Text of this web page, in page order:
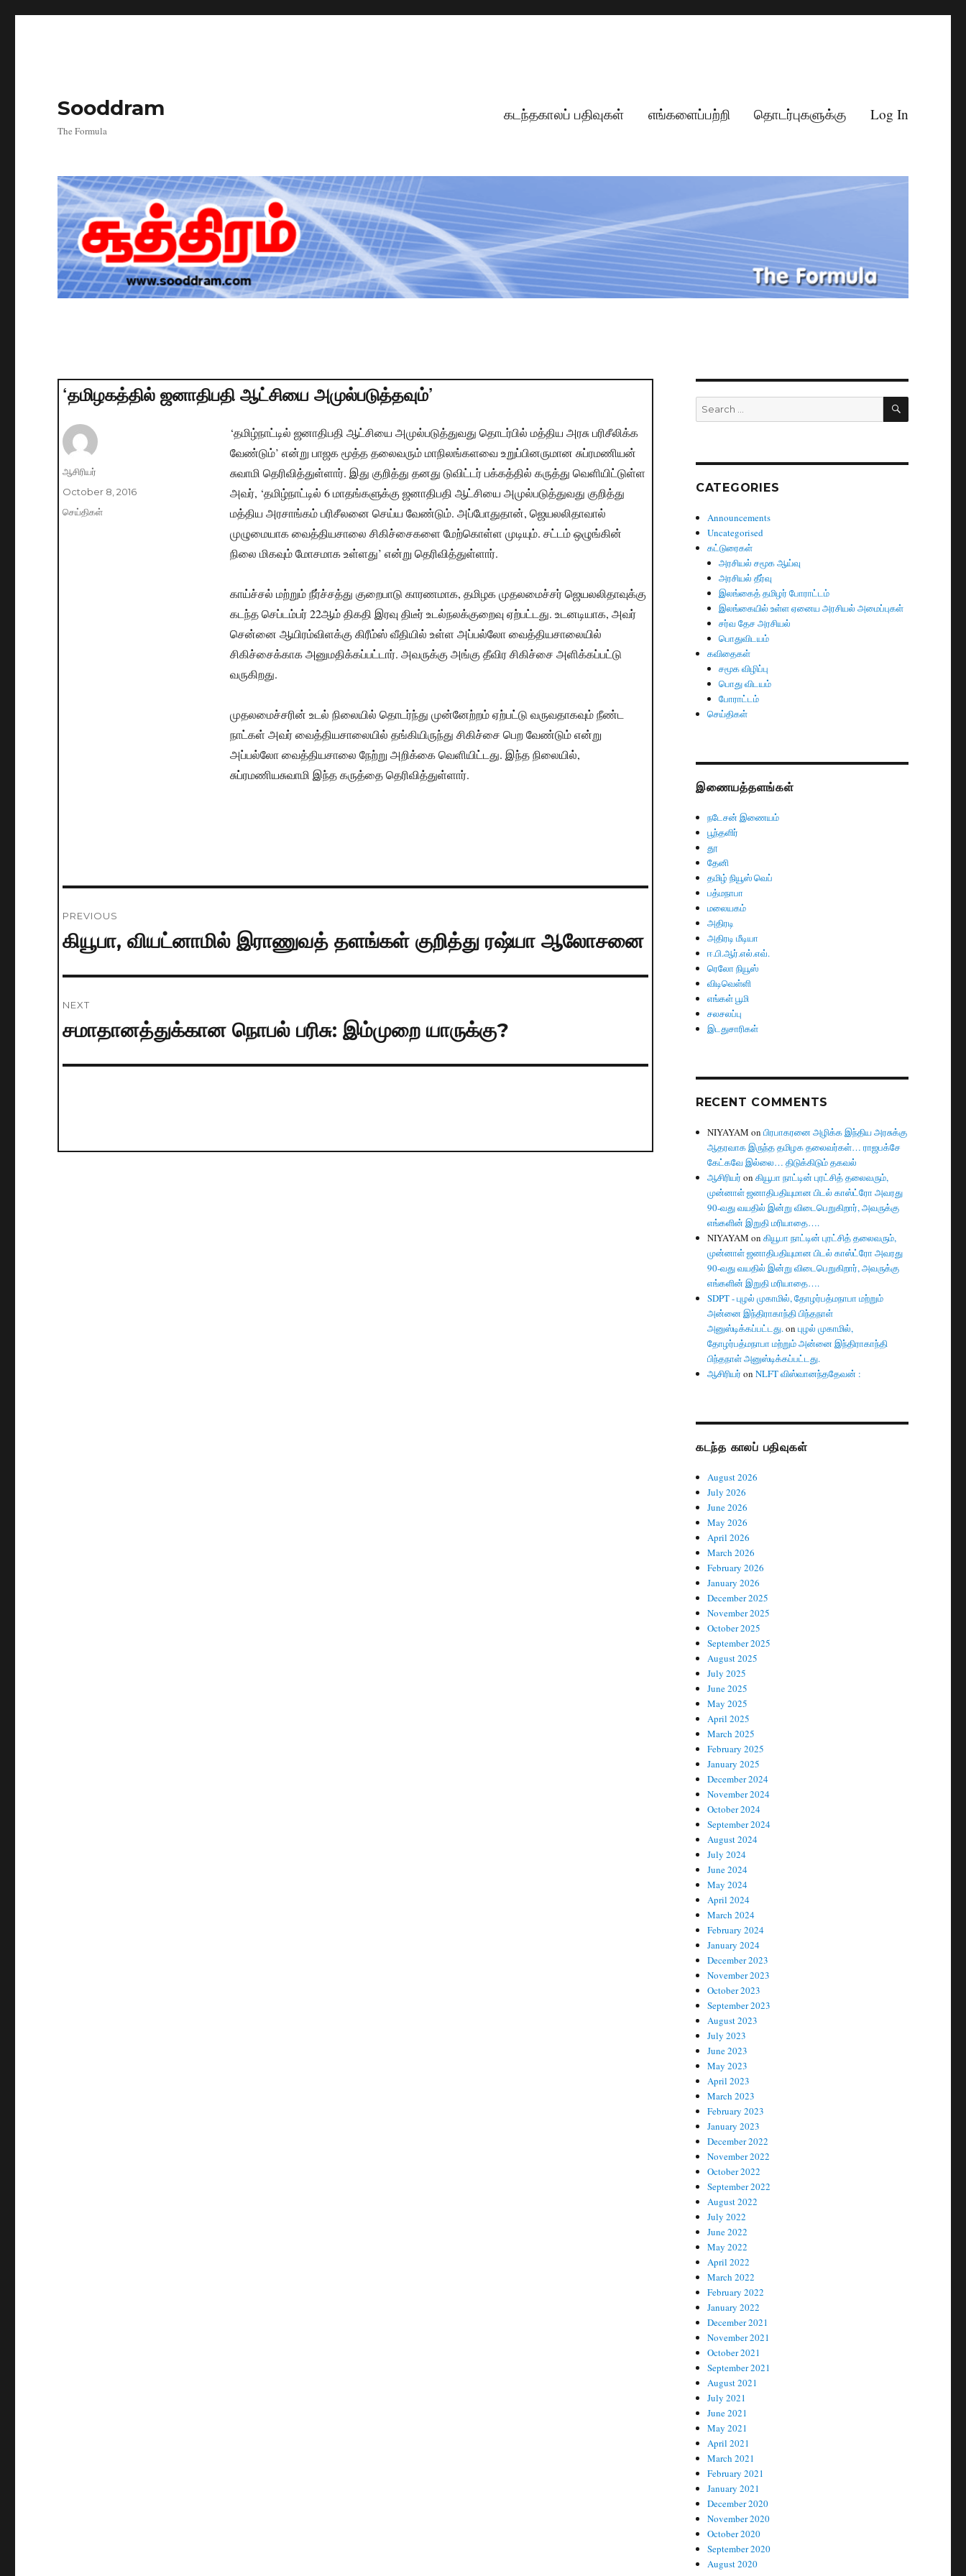
Sooddram
The Formula
கடந்தகாலப் பதிவுகள் எங்களைப்பற்றி தொடர்புகளுக்கு Log In
‘தமிழகத்தில் ஜனாதிபதி ஆட்சியை அமுல்படுத்தவும்’
‘தமிழ்நாட்டில் ஜனாதிபதி ஆட்சியை அமுல்படுத்துவது தொடர்பில் மத்திய அரசு பரிசீலிக்க
வேண்டும்’ என்று பாஜக மூத்த தலைவரும் மாநிலங்களவை உறுப்பினருமான சுப்ரமணியன்
சுவாமி தெரிவித்துள்ளார். இது குறித்து தனது டுவிட்டர் பக்கத்தில் கருத்து வெளியிட்டுள்ள
அவர், ‘தமிழ்நாட்டில் 6 மாதங்களுக்கு ஜனாதிபதி ஆட்சியை அமுல்படுத்துவது குறித்து
மத்திய அரசாங்கம் பரிசீலனை செய்ய வேண்டும். அப்போதுதான், ஜெயலலிதாவால்
முழுமையாக வைத்தியசாலை சிகிச்சைகளை மேற்கொள்ள முடியும். சட்டம் ஒழுங்கின்
நிலை மிகவும் மோசமாக உள்ளது’ என்று தெரிவித்துள்ளார்.
காய்ச்சல் மற்றும் நீர்ச்சத்து குறைபாடு காரணமாக, தமிழக முதலமைச்சர் ஜெயலலிதாவுக்கு
கடந்த செப்டம்பர் 22ஆம் திகதி இரவு திடீர் உடல்நலக்குறைவு ஏற்பட்டது. உடனடியாக, அவர்
சென்னை ஆயிரம்விளக்கு கிரீம்ஸ் வீதியில் உள்ள அப்பல்லோ வைத்தியசாலையில்
சிகிச்சைக்காக அனுமதிக்கப்பட்டார். அவருக்கு அங்கு தீவிர சிகிச்சை அளிக்கப்பட்டு
வருகிறது.
முதலமைச்சரின் உடல் நிலையில் தொடர்ந்து முன்னேற்றம் ஏற்பட்டு வருவதாகவும் நீண்ட
நாட்கள் அவர் வைத்தியசாலையில் தங்கியிருந்து சிகிச்சை பெற வேண்டும் என்று
அப்பல்லோ வைத்தியசாலை நேற்று அறிக்கை வெளியிட்டது. இந்த நிலையில்,
சுப்ரமணியசுவாமி இந்த கருத்தை தெரிவித்துள்ளார்.
Author
ஆசிரியர்
Posted
on
October 8, 2016
Categories
செய்திகள்
navigation
PREVIOUS
Previous
post:
கியூபா, வியட்னாமில் இராணுவத் தளங்கள் குறித்து ரஷ்யா ஆலோசனை
NEXT
Next
சமாதானத்துக்கான நொபல் பரிசு: இம்முறை யாருக்கு?
Search
for:
SEARCH
CATEGORIES
Announcements
Uncategorised
கட்டுரைகள்
அரசியல் சமூக ஆய்வு
அரசியல் தீர்வு
இலங்கைத் தமிழர் போராட்டம்
இலங்கையில் உள்ள ஏனைய அரசியல் அமைப்புகள்
சர்வ தேச அரசியல்
பொதுவிடயம்
கவிதைகள்
சமூக விழிப்பு
பொது விடயம்
போராட்டம்
செய்திகள்
இணையத்தளங்கள்
நடேசன் இணையம்
பூந்தளிர்
தூ
தேனி
தமிழ் நியூஸ் வெப்
பத்மநாபா
மலையகம்
அதிரடி
அதிரடி மீடியா
ஈ.பி.ஆர்.எல்.எவ்.
ரெலோ நியூஸ்
விடிவெள்ளி
எங்கள் பூமி
சலசலப்பு
இடதுசாரிகள்
RECENT COMMENTS
NIYAYAM onபிரபாகரனை அழிக்க இந்திய அரசுக்கு
ஆதரவாக இருந்த தமிழக தலைவர்கள்… ராஜபக்சே
கேட்கவே இல்லை… திடுக்கிடும் தகவல்
ஆசிரியர் onகியூபா நாட்டின் புரட்சித் தலைவரும்,
முன்னாள் ஜனாதிபதியுமான பிடல் காஸ்ட்ரோ அவரது
90-வது வயதில் இன்று விடைபெறுகிறார், அவருக்கு
எங்களின் இறுதி மரியாதை….
NIYAYAM onகியூபா நாட்டின் புரட்சித் தலைவரும்,
முன்னாள் ஜனாதிபதியுமான பிடல் காஸ்ட்ரோ அவரது
90-வது வயதில் இன்று விடைபெறுகிறார், அவருக்கு
எங்களின் இறுதி மரியாதை….
SDPT - புழல் முகாமில், தோழர்பத்மநாபா மற்றும்
அன்னை இந்திராகாந்தி பிந்தநாள்
அனுஸ்டிக்கப்பட்டது.onபுழல் முகாமில்,
தோழர்பத்மநாபா மற்றும் அன்னை இந்திராகாந்தி
பிந்தநாள் அனுஸ்டிக்கப்பட்டது.
ஆசிரியர் onNLFT விஸ்வானந்ததேவன் :
கடந்த காலப் பதிவுகள்
August 2026
July 2026
June 2026
May 2026
April 2026
March 2026
February 2026
January 2026
December 2025
November 2025
October 2025
September 2025
August 2025
July 2025
June 2025
May 2025
April 2025
March 2025
February 2025
January 2025
December 2024
November 2024
October 2024
September 2024
August 2024
July 2024
June 2024
May 2024
April 2024
March 2024
February 2024
January 2024
December 2023
November 2023
October 2023
September 2023
August 2023
July 2023
June 2023
May 2023
April 2023
March 2023
February 2023
January 2023
December 2022
November 2022
October 2022
September 2022
August 2022
July 2022
June 2022
May 2022
April 2022
March 2022
February 2022
January 2022
December 2021
November 2021
October 2021
September 2021
August 2021
July 2021
June 2021
May 2021
April 2021
March 2021
February 2021
January 2021
December 2020
November 2020
October 2020
September 2020
August 2020